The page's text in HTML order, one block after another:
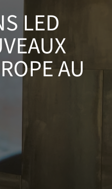
LED
AU